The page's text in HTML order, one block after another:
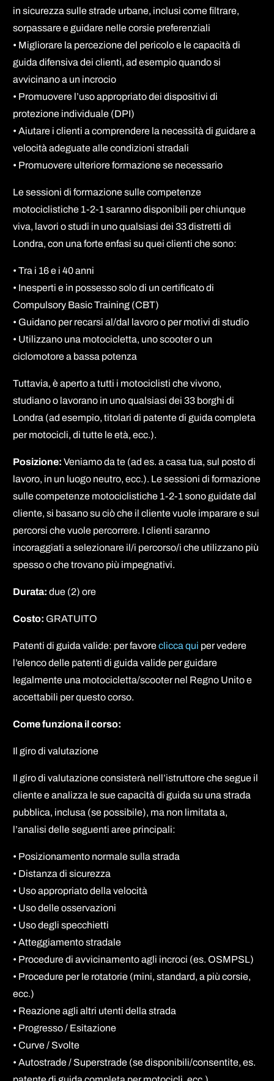
in sicurezza sulle strade urbane, inclusi come filtrare,
sorpassare e guidare nelle corsie preferenziali
• Migliorare la percezione del pericolo e le capacità di
guida difensiva dei clienti, ad esempio quando si
avvicinano a un incrocio
• Promuovere l’uso appropriato dei dispositivi di
protezione individuale (DPI)
• Aiutare i clienti a comprendere la necessità di guidare a
velocità adeguate alle condizioni stradali
• Promuovere ulteriore formazione se necessario
Le sessioni di formazione sulle competenze
motociclistiche 1-2-1 saranno disponibili per chiunque
viva, lavori o studi in uno qualsiasi dei 33 distretti di
Londra, con una forte enfasi su quei clienti che sono:
• Tra i 16 e i 40 anni
• Inesperti e in possesso solo di un certificato di
Compulsory Basic Training (CBT)
• Guidano per recarsi al/dal lavoro o per motivi di studio
• Utilizzano una motocicletta, uno scooter o un
ciclomotore a bassa potenza
Tuttavia, è aperto a tutti i motociclisti che vivono,
studiano o lavorano in uno qualsiasi dei 33 borghi di
Londra (ad esempio, titolari di patente di guida completa
per motocicli, di tutte le età, ecc.).
Posizione: Veniamo da te (ad es. a casa tua, sul posto di
lavoro, in un luogo neutro, ecc.). Le sessioni di formazione
sulle competenze motociclistiche 1-2-1 sono guidate dal
cliente, si basano su ciò che il cliente vuole imparare e sui
percorsi che vuole percorrere. I clienti saranno
incoraggiati a selezionare il/i percorso/i che utilizzano più
spesso o che trovano più impegnativi.
Durata: due (2) ore
Costo: GRATUITO
Patenti di guida valide: per favoreclicca qui per vedere
l’elenco delle patenti di guida valide per guidare
legalmente una motocicletta/scooter nel Regno Unito e
accettabili per questo corso.
Come funziona il corso:
Il giro di valutazione
Il giro di valutazione consisterà nell’istruttore che segue il
cliente e analizza le sue capacità di guida su una strada
pubblica, inclusa (se possibile), ma non limitata a,
l’analisi delle seguenti aree principali:
• Posizionamento normale sulla strada
• Distanza di sicurezza
• Uso appropriato della velocità
• Uso delle osservazioni
• Uso degli specchietti
• Atteggiamento stradale
• Procedure di avvicinamento agli incroci (es. OSMPSL)
• Procedure per le rotatorie (mini, standard, a più corsie,
ecc.)
• Reazione agli altri utenti della strada
• Progresso / Esitazione
• Curve / Svolte
• Autostrade / Superstrade (se disponibili/consentite, es.